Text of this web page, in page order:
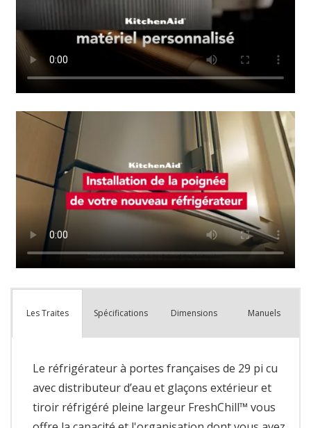
Les Traites Spécifications Dimensions Manuels
Le réfrigérateur à portes françaises de 29 pi cu
avec distributeur d’eau et glaçons extérieur et
tiroir réfrigéré pleine largeur FreshChill™ vous